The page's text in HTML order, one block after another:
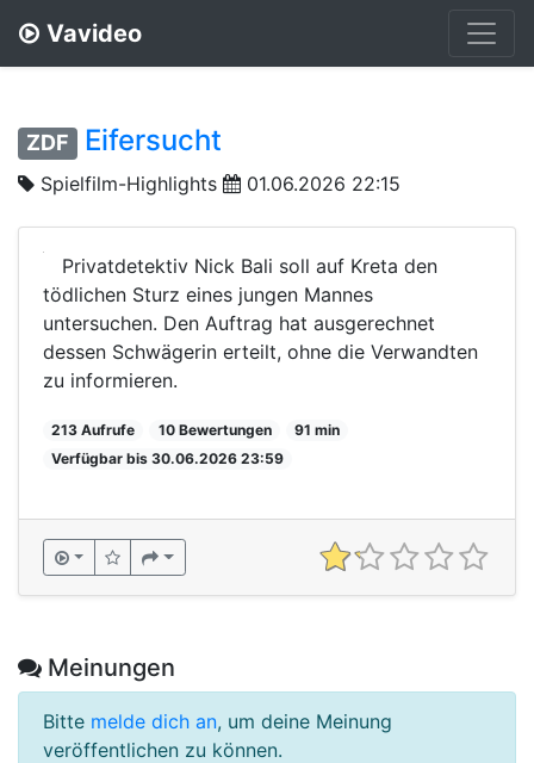
Vavideo
ZDF Eifersucht
Spielfilm-Highlights 01.06.2026 22:15
Privatdetektiv Nick Bali soll auf Kreta den
tödlichen Sturz eines jungen Mannes
untersuchen. Den Auftrag hat ausgerechnet
dessen Schwägerin erteilt, ohne die Verwandten
zu informieren.
213 Aufrufe 10 Bewertungen
91 min
Verfügbar bis 30.06.2026 23:59
Meinungen
Bitte melde dich an, um deine Meinung
veröffentlichen zu können.